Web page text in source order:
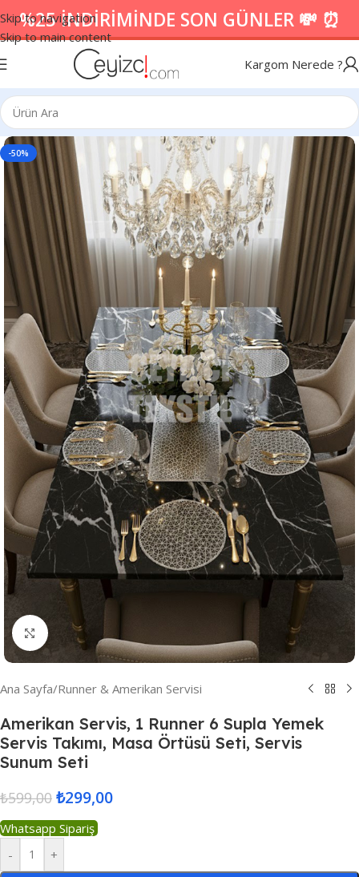
Skip to navigation
Skip to main content
%25 İNDİRİMİNDE SON GÜNLER 💸 ⏰
Kargom Nerede ?
-50%
Resmi Büyüt
Ana Sayfa/Runner & Amerikan Servisi
Amerikan Servis, 1 Runner 6 Supla Yemek
Servis Takımı, Masa Örtüsü Seti, Servis
Sunum Seti
₺599,00 ₺299,00
Whatsapp Sipariş
-
+